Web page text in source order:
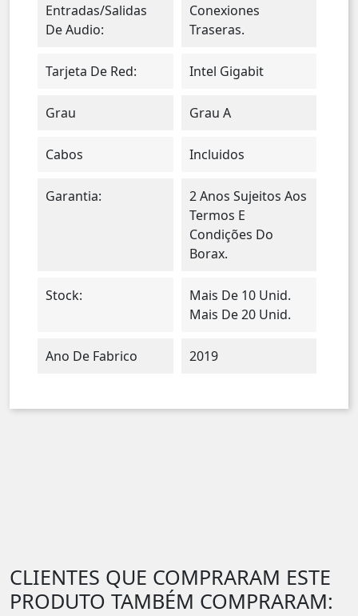
Entradas/salidas
De Audio:
Conexiones
Traseras.
Tarjeta De Red: Intel Gigabit
Grau Grau A
Cabos Incluidos
Garantia:
2 Anos Sujeitos Aos
Termos E
Condições Do
Borax.
Stock:
Mais De 10 Unid.
Mais De 20 Unid.
Ano De Fabrico 2019
CLIENTES QUE COMPRARAM ESTE
PRODUTO TAMBÉM COMPRARAM: